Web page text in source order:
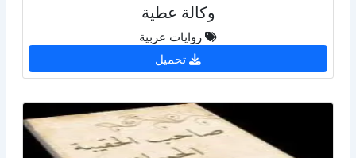
وكالة عطية
روايات عربية
تحميل